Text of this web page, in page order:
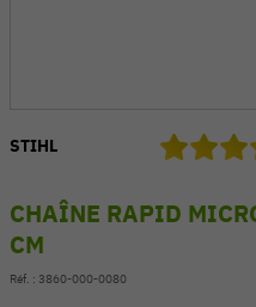
STIHL
CHAÎNE RAPID
CM
Réf. : 3860-000-0080